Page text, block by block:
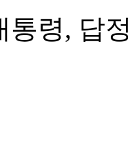
통령, 답